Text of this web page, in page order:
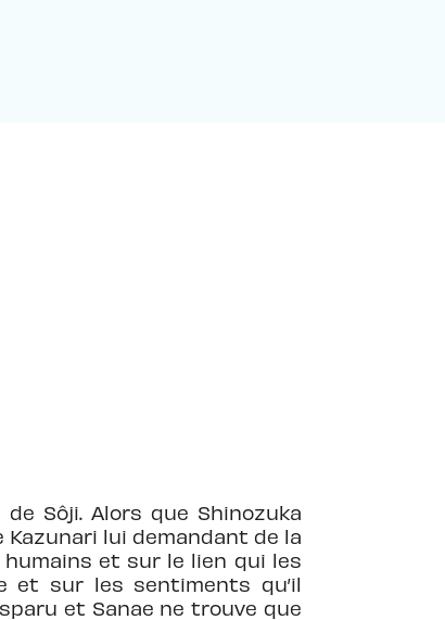
Sôji. Alors que Shinozuka
lui demandant de la
et sur le lien qui les
et sur les sentiments qu’il
et Sanae ne trouve que